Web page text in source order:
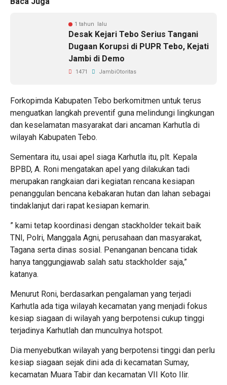
1 tahun lalu
Desak Kejari Tebo Serius Tangani
Dugaan Korupsi di PUPR Tebo, Kejati
Jambi di Demo
1471 JambiOtoritas
Forkopimda Kabupaten Tebo berkomitmen untuk terus
menguatkan langkah preventif guna melindungi lingkungan
dan keselamatan masyarakat dari ancaman Karhutla di
wilayah Kabupaten Tebo.
Sementara itu, usai apel siaga Karhutla itu, plt. Kepala
BPBD, A. Roni mengatakan apel yang dilakukan tadi
merupakan rangkaian dari kegiatan rencana kesiapan
penanggulan bencana kebakaran hutan dan lahan sebagai
tindaklanjut dari rapat kesiapan kemarin.
” kami tetap koordinasi dengan stackholder tekait baik
TNI, Polri, Manggala Agni, perusahaan dan masyarakat,
Tagana serta dinas sosial. Penanganan bencana tidak
hanya tanggungjawab salah satu stackholder saja,”
katanya.
Menurut Roni, berdasarkan pengalaman yang terjadi
Karhutla ada tiga wilayah kecamatan yang menjadi fokus
kesiap siagaan di wilayah yang berpotensi cukup tinggi
terjadinya Karhutlah dan munculnya hotspot.
Dia menyebutkan wilayah yang berpotensi tinggi dan perlu
kesiap siagaan sejak dini ada di kecamatan Sumay,
kecamatan Muara Tabir dan kecamatan VII Koto Ilir.